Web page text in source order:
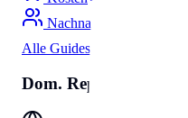
Nachnamen
Alle Guides
Dom. Rep.